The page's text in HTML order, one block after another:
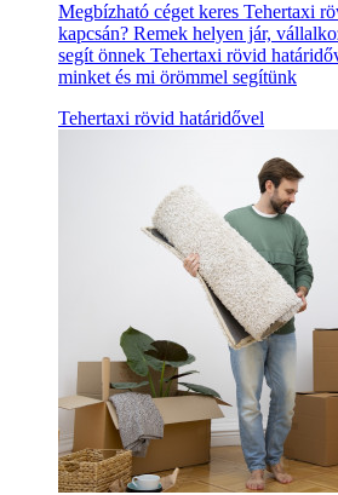
Megbízható céget keres Tehertaxi
kapcsán? Remek helyen jár,
segít önnek Tehertaxi rövid
minket és mi örömmel segítünk
Tehertaxi rövid határidővel